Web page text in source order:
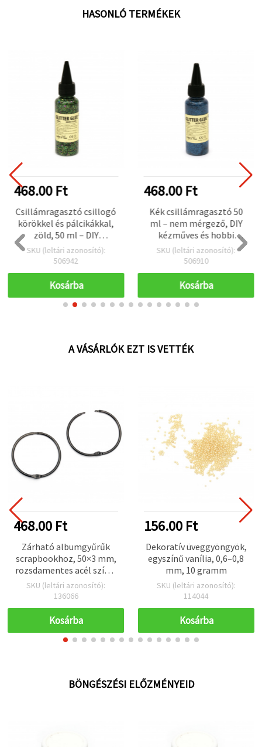
HASONLÓ TERMÉKEK
468.00 Ft
Csillámragasztó csillogó
körökkel és pálcikákkal,
zöld, 50 ml – DIY
kézműves és hobbi
projektekhez
SKU (leltári azonosító):
506942
Kosárba
468.00 Ft
Kék csillámragasztó 50
ml – nem mérgező, DIY
kézműves és hobbi
dekorációhoz
SKU (leltári azonosító):
506910
Kosárba
A VÁSÁRLÓK EZT IS VETTÉK
468.00 Ft
Zárható albumgyűrűk
scrapbookhoz, 50×3 mm,
rozsdamentes acél színű,
4 db
SKU (leltári azonosító):
136066
Kosárba
156.00 Ft
Dekoratív üveggyöngyök,
egyszínű vanília, 0,6–0,8
mm, 10 gramm
SKU (leltári azonosító):
114044
Kosárba
BÖNGÉSZÉSI ELŐZMÉNYEID